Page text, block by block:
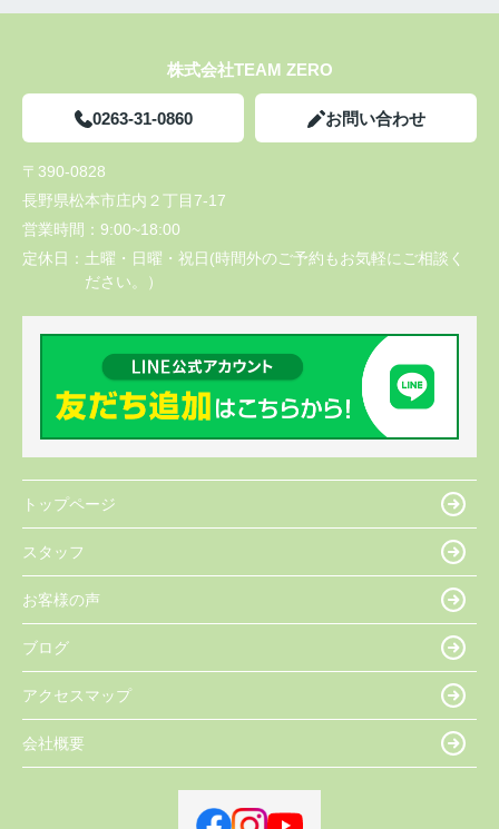
株式会社TEAM ZERO
0263-31-0860 お問い合わせ
〒390-0828
長野県松本市庄内２丁目7-17
営業時間： 9:00~18:00
定休日： 土曜・日曜・祝日(時間外のご予約もお気軽にご相談く
ださい。）
トップページ
スタッフ
お客様の声
ブログ
アクセスマップ
会社概要